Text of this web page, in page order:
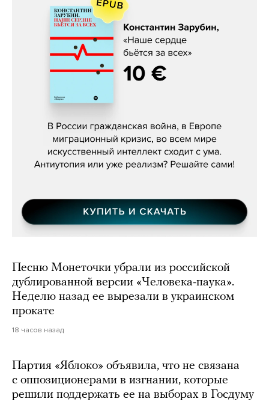
Константин Зарубин, «Наше сердце
Песню Монеточки убрали из российской
дублированной версии «Человека-паука».
Неделю назад ее вырезали в украинском
прокате
18 часов назад
Партия «Яблоко» объявила, что не связана
с оппозиционерами в изгнании, которые
решили поддержать ее на выборах в Госдуму